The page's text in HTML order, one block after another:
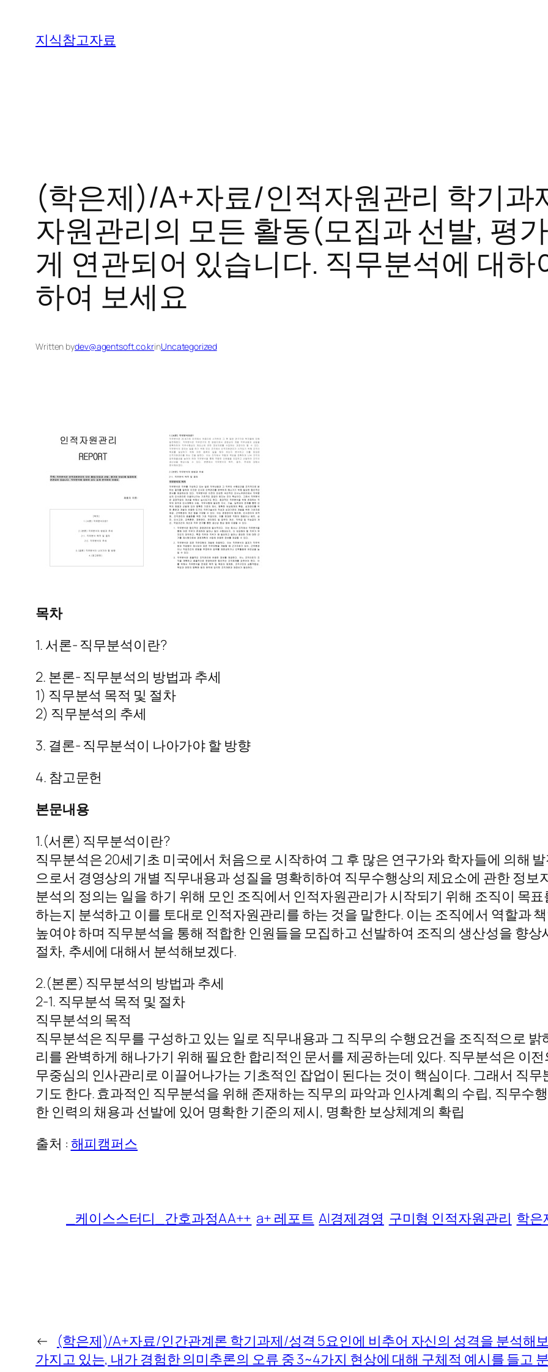
지식참고자료
(학은제)/A+자료/인적자원관리 학기과
자원관리의 모든 활동(모집과 선발, 평
게 연관되어 있습니다. 직무분석에 대하
하여 보세요
Written bydev@agentsoft.co.krinUncategorized
목차
1. 서론- 직무분석이란?
2. 본론- 직무분석의 방법과 추세
1) 직무분석 목적 및 절차
2) 직무분석의 추세
3. 결론- 직무분석이 나아가야 할 방향
4. 참고문헌
본문내용
1.(서론) 직무분석이란?
직무분석은 20세기초 미국에서 처음으로 시작하여 그 후 많은 연구가와 학자들에 의해
으로서 경영상의 개별 직무내용과 성질을 명확히하여 직무수행상의 제요소에 관한 정보
분석의 정의는 일을 하기 위해 모인 조직에서 인적자원관리가 시작되기 위해 조직이 목
하는지 분석하고 이를 토대로 인적자원관리를 하는 것을 말한다. 이는 조직에서 역할과
높여야 하며 직무분석을 통해 적합한 인원들을 모집하고 선발하여 조직의 생산성을 향
절차, 추세에 대해서 분석해보겠다.
2.(본론) 직무분석의 방법과 추세
2-1. 직무분석 목적 및 절차
직무분석의 목적
직무분석은 직무를 구성하고 있는 일로 직무내용과 그 직무의 수행요건을 조직적으로
리를 완벽하게 해나가기 위해 필요한 합리적인 문서를 제공하는데 있다. 직무분석은 이
무중심의 인사관리로 이끌어나가는 기초적인 잡업이 된다는 것이 핵심이다. 그래서 직
기도 한다. 효과적인 직무분석을 위해 존재하는 직무의 파악과 인사계획의 수립, 직무수
한 인력의 채용과 선발에 있어 명확한 기준의 제시, 명확한 보상체계의 확립
출처 : 해피캠퍼스
_케이스스터디_간호과정AA++ a+ 레포트 AI경제경영 구미형 인적자원관리 학은
←
(학은제)/A+자료/인간관계론 학기과제/성격 5요인에 비추어 자신의 성격을 분석해
가지고 있는, 내가 경험한 의미추론의 오류 중 3~4가지 현상에 대해 구체적 예시를 들고